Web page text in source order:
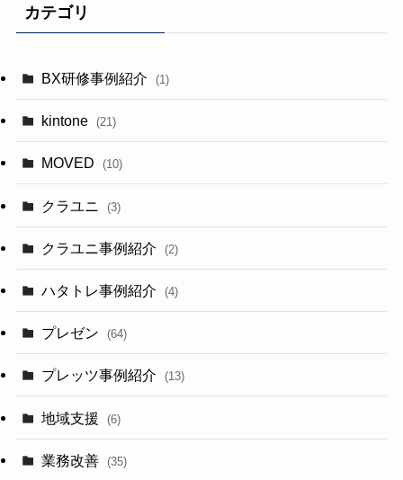
カテゴリ
BX研修事例紹介 (1)
kintone (21)
MOVED (10)
クラユニ (3)
クラユニ事例紹介 (2)
ハタトレ事例紹介 (4)
プレゼン (64)
プレッツ事例紹介 (13)
地域支援 (6)
業務改善 (35)